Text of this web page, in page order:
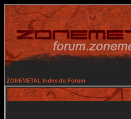
ZONEMETAL Index du Forum